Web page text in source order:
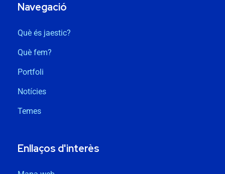
Navegació
Què és jaestic?
Què fem?
Portfoli
Notícies
Temes
Enllaços d'interès